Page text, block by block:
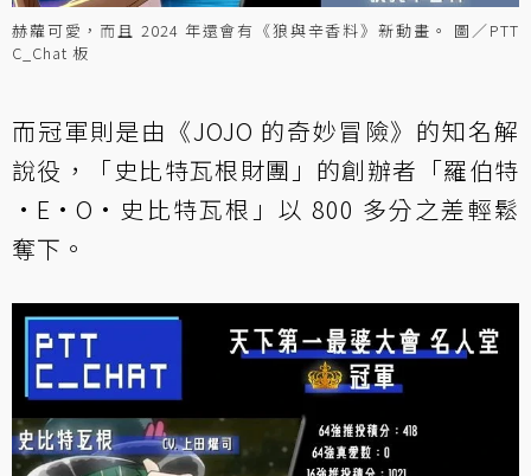
赫蘿可愛，而且 2024 年還會有《狼與辛香料》新動畫。 圖／PTT
C_Chat 板
而冠軍則是由《JOJO 的奇妙冒險》的知名解
說役，「史比特瓦根財團」的創辦者「羅伯特
·E·O·史比特瓦根」以 800 多分之差輕鬆
奪下。